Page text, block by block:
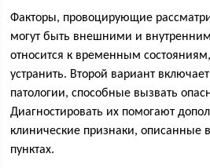
Факторы, провоцирующие
могут быть внешними и
относится к временным
устранить. Второй вариант
патологии, способные вызвать
Диагностировать их помогают
клинические признаки,
пунктах.